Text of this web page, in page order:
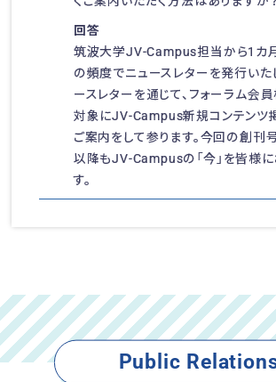
回答
筑波大学JV-Campus担当から1カ
の頻度でニュースレターを発行いた
ースレターを通じて、フォーラム会
対象にJV-Campus新規コンテンツ
ご案内をして参ります。今回の創刊
以降もJV-Campusの「今」を皆様に
す。
Public